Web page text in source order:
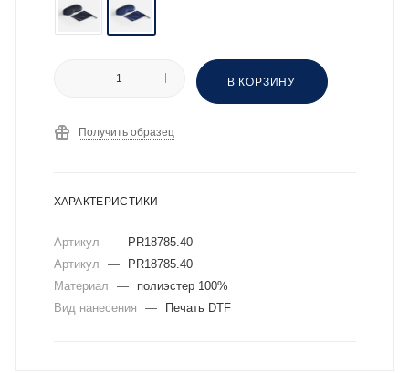
В КОРЗИНУ
Получить образец
ХАРАКТЕРИСТИКИ
Артикул —
PR18785.40
Артикул
—
PR18785.40
Материал
—
полиэстер 100%
Вид нанесения
— Печать DTF